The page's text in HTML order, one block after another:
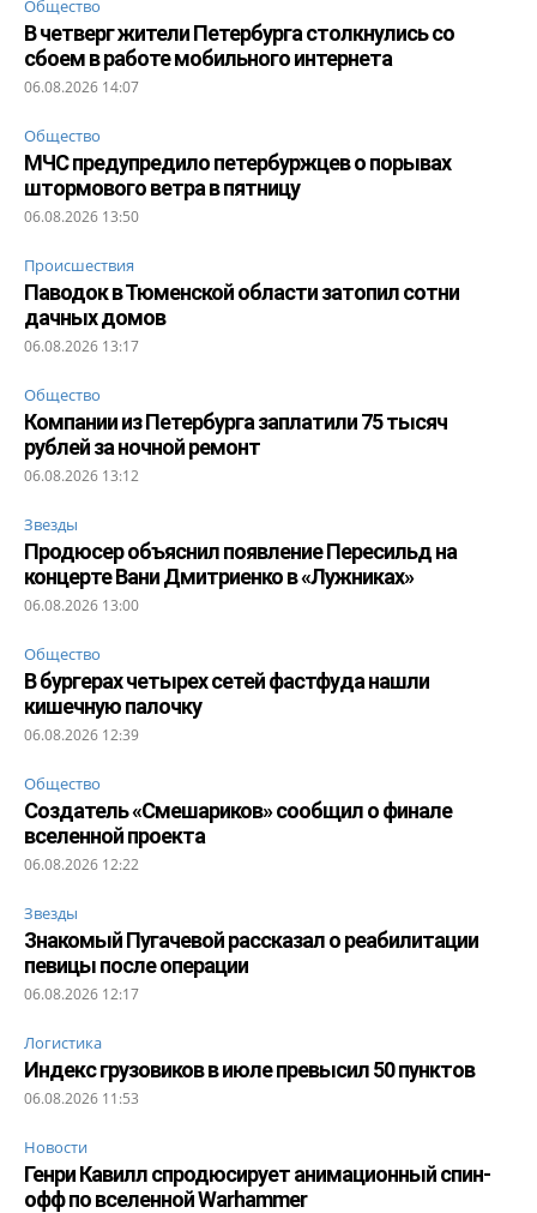
Общество
В четверг жители Петербурга столкнулись со
сбоем в работе мобильного интернета
06.08.2026 14:07
Общество
МЧС предупредило петербуржцев о порывах
штормового ветра в пятницу
06.08.2026 13:50
Происшествия
Паводок в Тюменской области затопил сотни
дачных домов
06.08.2026 13:17
Общество
Компании из Петербурга заплатили 75 тысяч
рублей за ночной ремонт
06.08.2026 13:12
Звезды
Продюсер объяснил появление Пересильд на
концерте Вани Дмитриенко в «Лужниках»
06.08.2026 13:00
Общество
В бургерах четырех сетей фастфуда нашли
кишечную палочку
06.08.2026 12:39
Общество
Создатель «Смешариков» сообщил о финале
вселенной проекта
06.08.2026 12:22
Звезды
Знакомый Пугачевой рассказал о реабилитации
певицы после операции
06.08.2026 12:17
Логистика
Индекс грузовиков в июле превысил 50 пунктов
06.08.2026 11:53
Новости
Генри Кавилл спродюсирует анимационный спин-
офф по вселенной Warhammer